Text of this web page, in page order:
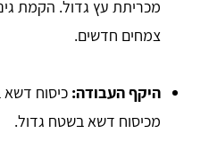
מכריתת עץ גדול. הקמת
צמחים חדשים.
היקף העבודה: כיסוח
מכיסוח דשא בשטח גדול.